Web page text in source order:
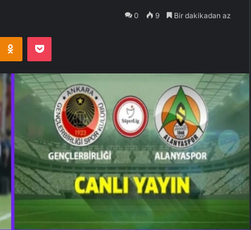
0 9 Bir dakikadan az
Odnoklassniki
Pocket